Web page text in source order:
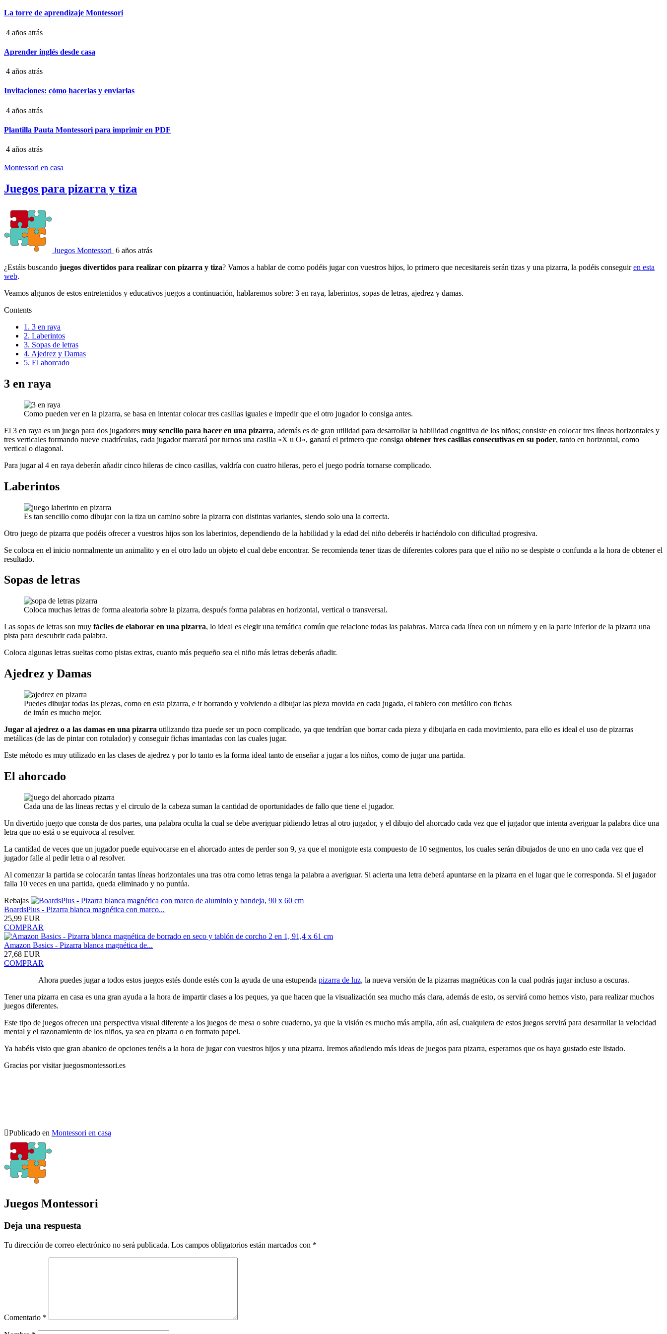
La torre de aprendizaje Montessori
4 años atrás
Aprender inglés desde casa
4 años atrás
Invitaciones: cómo hacerlas y enviarlas
4 años atrás
Plantilla Pauta Montessori para imprimir en PDF
4 años atrás
Montessori en casa
Juegos para pizarra y tiza
Juegos Montessori 6 años atrás
¿Estáis buscando juegos divertidos para realizar con pizarra y tiza? Vamos a hablar de como podéis jugar con vuestros hijos, lo primero que necesitareis serán tizas y una pizarra, la podéis conseguiren esta
web.
Veamos algunos de estos entretenidos y educativos juegos a continuación, hablaremos sobre: 3 en raya, laberintos, sopas de letras, ajedrez y damas.
Contents
1. 3 en raya
2. Laberintos
3. Sopas de letras
4. Ajedrez y Damas
5. El ahorcado
3 en raya
Como pueden ver en la pizarra, se basa en intentar colocar tres casillas iguales e impedir que el otro jugador lo consiga antes.
El 3 en raya es un juego para dos jugadores muy sencillo para hacer en una pizarra, además es de gran utilidad para desarrollar la habilidad cognitiva de los niños; consiste en colocar tres líneas horizontales y
tres verticales formando nueve cuadrículas, cada jugador marcará por turnos una casilla «X u O», ganará el primero que consiga obtener tres casillas consecutivas en su poder, tanto en horizontal, como
vertical o diagonal.
Para jugar al 4 en raya deberán añadir cinco hileras de cinco casillas, valdría con cuatro hileras, pero el juego podría tornarse complicado.
Laberintos
Es tan sencillo como dibujar con la tiza un camino sobre la pizarra con distintas variantes, siendo solo una la correcta.
Otro juego de pizarra que podéis ofrecer a vuestros hijos son los laberintos, dependiendo de la habilidad y la edad del niño deberéis ir haciéndolo con dificultad progresiva.
Se coloca en el inicio normalmente un animalito y en el otro lado un objeto el cual debe encontrar. Se recomienda tener tizas de diferentes colores para que el niño no se despiste o confunda a la hora de obtener el
resultado.
Sopas de letras
Coloca muchas letras de forma aleatoria sobre la pizarra, después forma palabras en horizontal, vertical o transversal.
Las sopas de letras son muy fáciles de elaborar en una pizarra, lo ideal es elegir una temática común que relacione todas las palabras. Marca cada línea con un número y en la parte inferior de la pizarra una
pista para descubrir cada palabra.
Coloca algunas letras sueltas como pistas extras, cuanto más pequeño sea el niño más letras deberás añadir.
Ajedrez y Damas
Puedes dibujar todas las piezas, como en esta pizarra, e ir borrando y volviendo a dibujar las pieza movida en cada jugada, el tablero con metálico con fichas
de imán es mucho mejor.
Jugar al ajedrez o a las damas en una pizarra utilizando tiza puede ser un poco complicado, ya que tendrían que borrar cada pieza y dibujarla en cada movimiento, para ello es ideal el uso de pizarras
metálicas (de las de pintar con rotulador) y conseguir fichas imantadas con las cuales jugar.
Este método es muy utilizado en las clases de ajedrez y por lo tanto es la forma ideal tanto de enseñar a jugar a los niños, como de jugar una partida.
El ahorcado
Cada una de las lineas rectas y el circulo de la cabeza suman la cantidad de oportunidades de fallo que tiene el jugador.
Un divertido juego que consta de dos partes, una palabra oculta la cual se debe averiguar pidiendo letras al otro jugador, y el dibujo del ahorcado cada vez que el jugador que intenta averiguar la palabra dice una
letra que no está o se equivoca al resolver.
La cantidad de veces que un jugador puede equivocarse en el ahorcado antes de perder son 9, ya que el monigote esta compuesto de 10 segmentos, los cuales serán dibujados de uno en uno cada vez que el
jugador falle al pedir letra o al resolver.
Al comenzar la partida se colocarán tantas líneas horizontales una tras otra como letras tenga la palabra a averiguar. Si acierta una letra deberá apuntarse en la pizarra en el lugar que le corresponda. Si el jugador
falla 10 veces en una partida, queda eliminado y no puntúa.
Rebajas
BoardsPlus - Pizarra blanca magnética con marco...
25,99 EUR
COMPRAR
Amazon Basics - Pizarra blanca magnética de...
27,68 EUR
COMPRAR
Ahora puedes jugar a todos estos juegos estés donde estés con la ayuda de una estupenda pizarra de luz, la nueva versión de la pizarras magnéticas con la cual podrás jugar incluso a oscuras.
Tener una pizarra en casa es una gran ayuda a la hora de impartir clases a los peques, ya que hacen que la visualización sea mucho más clara, además de esto, os servirá como hemos visto, para realizar muchos
juegos diferentes.
Este tipo de juegos ofrecen una perspectiva visual diferente a los juegos de mesa o sobre cuaderno, ya que la visión es mucho más amplia, aún así, cualquiera de estos juegos servirá para desarrollar la velocidad
mental y el razonamiento de los niños, ya sea en pizarra o en formato papel.
Ya habéis visto que gran abanico de opciones tenéis a la hora de jugar con vuestros hijos y una pizarra. Iremos añadiendo más ideas de juegos para pizarra, esperamos que os haya gustado este listado.
Gracias por visitar juegosmontessori.es
Publicado en Montessori en casa
Juegos Montessori
Deja una respuesta
Tu dirección de correo electrónico no será publicada. Los campos obligatorios están marcados con *
Comentario *